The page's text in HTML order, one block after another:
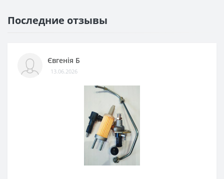
Последние отзывы
Євгенія Б
13.06.2026